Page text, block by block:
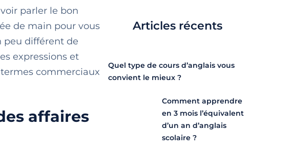
parler le bon
de main pour vous
peu différent de
expressions et
termes commerciaux
affaires
Articles récents
Quel type de cours d’anglais vous
convient le mieux ?
Comment apprendre
en 3 mois l’équivalent
d’un an d’anglais
scolaire ?